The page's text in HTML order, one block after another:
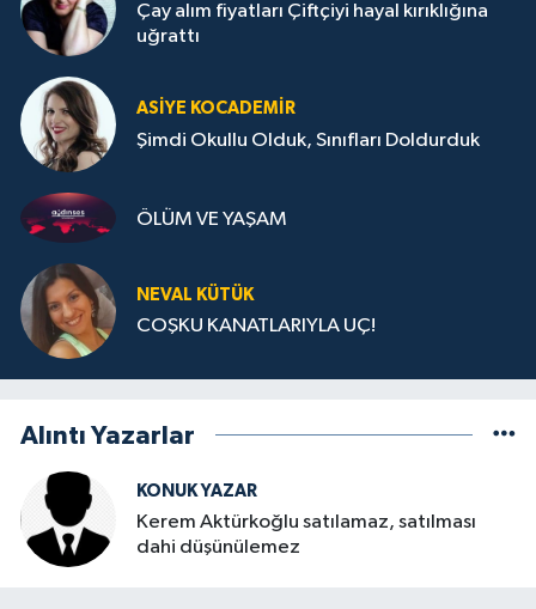
Çay alım fiyatları Çiftçiyi hayal kırıklığına
uğrattı
ASIYE KOCADEMİR
Şimdi Okullu Olduk, Sınıfları Doldurduk
ÖLÜM VE YAŞAM
NEVAL KÜTÜK
COŞKU KANATLARIYLA UÇ!
Alıntı Yazarlar
KONUK YAZAR
Kerem Aktürkoğlu satılamaz, satılması
dahi düşünülemez